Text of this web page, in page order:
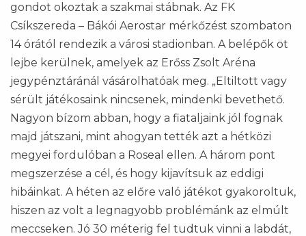
gondot okoztak a szakmai stábnak. Az FK
Csíkszereda – Bákói Aerostar mérkőzést szombaton
14 órától rendezik a városi stadionban. A belépők öt
lejbe kerülnek, amelyek az Erőss Zsolt Aréna
jegypénztáránál vásárolhatóak meg. „Eltiltott vagy
sérült játékosaink nincsenek, mindenki bevethető.
Nagyon bízom abban, hogy a fiataljaink jól fognak
majd játszani, mint ahogyan tették azt a hétközi
megyei fordulóban a Roseal ellen. A három pont
megszerzése a cél, és hogy kijavítsuk az eddigi
hibáinkat. A héten az előre való játékot gyakoroltuk,
hiszen az volt a legnagyobb problémánk az elmúlt
meccseken. Jó 30 méterig fel tudtuk vinni a labdát,